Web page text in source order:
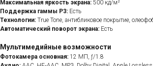
Максимальная яркость экрана: 500 кд/м²
Поддержка гаммы P3: Есть
Технологии: True Tone, антибликовое покрытие,
Автоматический поворот экрана: Есть
Мультимедийные возможности
Фотокамера основная: 12 МП, ƒ/1.8